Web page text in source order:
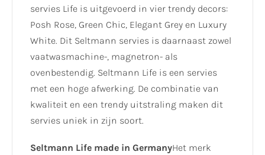
servies Life is uitgevoerd in vier trendy decors:
Posh Rose, Green Chic, Elegant Grey en Luxury
White. Dit Seltmann servies is daarnaast zowel
vaatwasmachine-, magnetron- als
ovenbestendig. Seltmann Life is een servies
met een hoge afwerking. De combinatie van
kwaliteit en een trendy uitstraling maken dit
servies uniek in zijn soort.
Seltmann Life made in GermanyHet merk